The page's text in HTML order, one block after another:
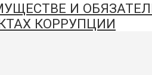
И
КОРРУПЦИИ